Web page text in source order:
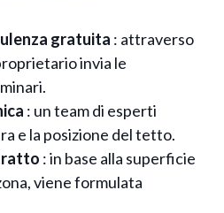
gratuita : attraverso
invia le
: un team di esperti
e la posizione del tetto.
: in base alla superficie
viene formulata